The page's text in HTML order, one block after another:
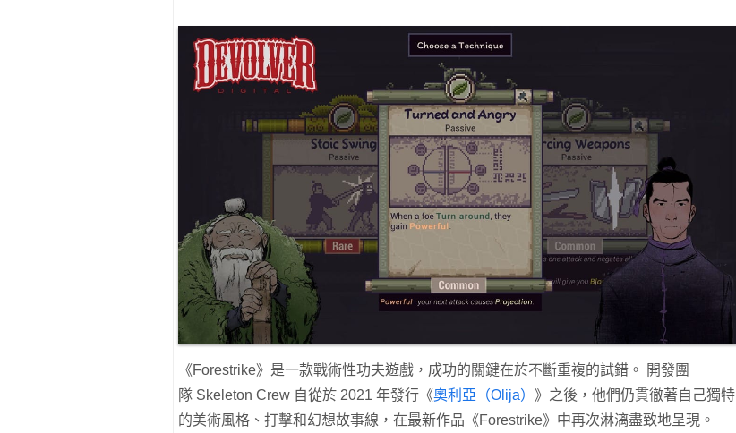
《Forestrike》是一款戰術性功夫遊戲，成功的關鍵在於不斷重複的試錯。 開發團
隊 Skeleton Crew 自從於 2021 年發行《奧利亞（Olija） 》之後，他們仍貫徹著自己獨特
的美術風格、打擊和幻想故事線，在最新作品《Forestrike》中再次淋漓盡致地呈現。